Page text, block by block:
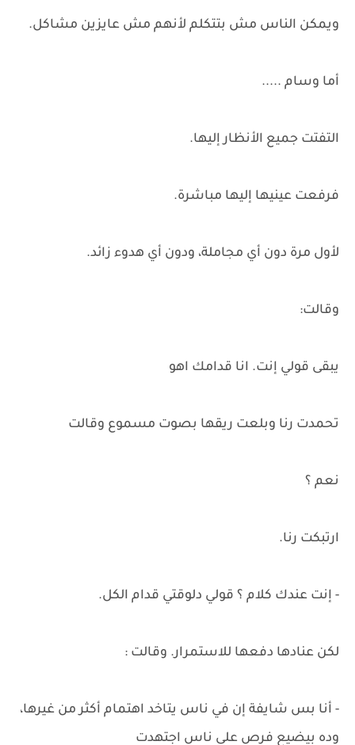
ويمكن الناس مش بتتكلم لأنهم مش عايزين مشاكل.
أما وسام .....
التفتت جميع الأنظار إليها.
فرفعت عينيها إليها مباشرة.
لأول مرة دون أي مجاملة، ودون أي هدوء زائد.
وقالت:
يبقى قولي إنت. انا قدامك اهو
تحمدت رنا وبلعت ريقها بصوت مسموع وقالت
نعم ؟
ارتبكت رنا.
- إنت عندك كلام ؟ قولي دلوقتي قدام الكل.
لكن عنادها دفعها للاستمرار. وقالت :
- أنا بس شايفة إن في ناس يتاخد اهتمام أكثر من غيرها،
وده بيضيع فرص على ناس اجتهدت